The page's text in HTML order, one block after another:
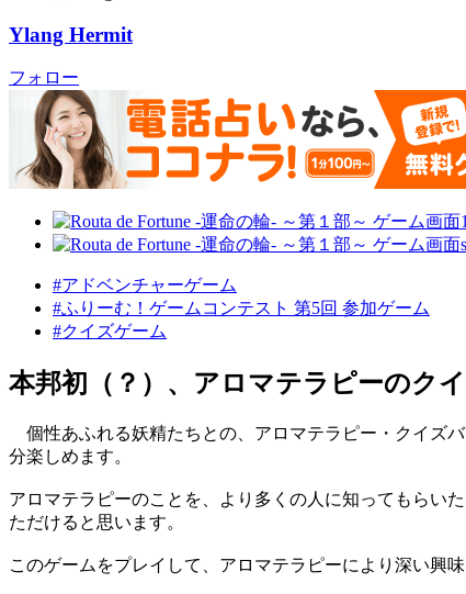
Ylang Hermit
フォロー
#アドベンチャーゲーム
#ふりーむ！ゲームコンテスト 第5回 参加ゲーム
#クイズゲーム
本邦初（？）、アロマテラピーのク
個性あふれる妖精たちとの、アロマテラピー・クイズ
分楽しめます。
アロマテラピーのことを、より多くの人に知ってもらい
ただけると思います。
このゲームをプレイして、アロマテラピーにより深い興